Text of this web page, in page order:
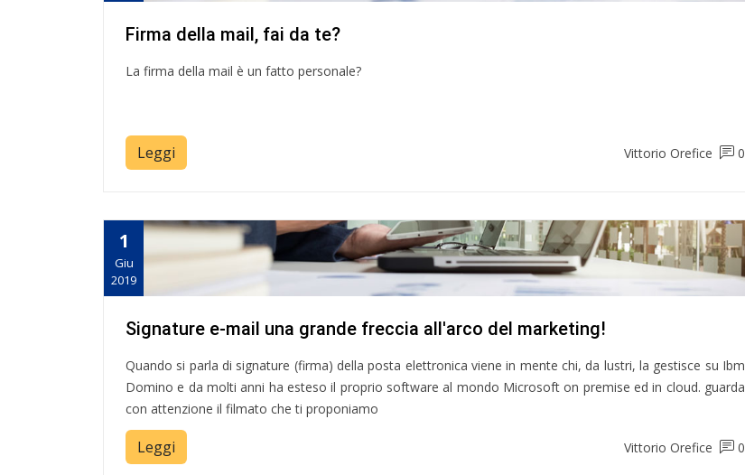
Firma della mail, fai da te?
La firma della mail è un fatto personale?
Leggi Vittorio Orefice 0
1
Giu
2019
Signature e-mail una grande freccia all'arco del marketing!
Quando si parla di signature (firma) della posta elettronica viene in mente chi, da lustri, la gestisce su Ibm
Domino e da molti anni ha esteso il proprio software al mondo Microsoft on premise ed in cloud. guarda
con attenzione il filmato che ti proponiamo
Leggi Vittorio Orefice 0